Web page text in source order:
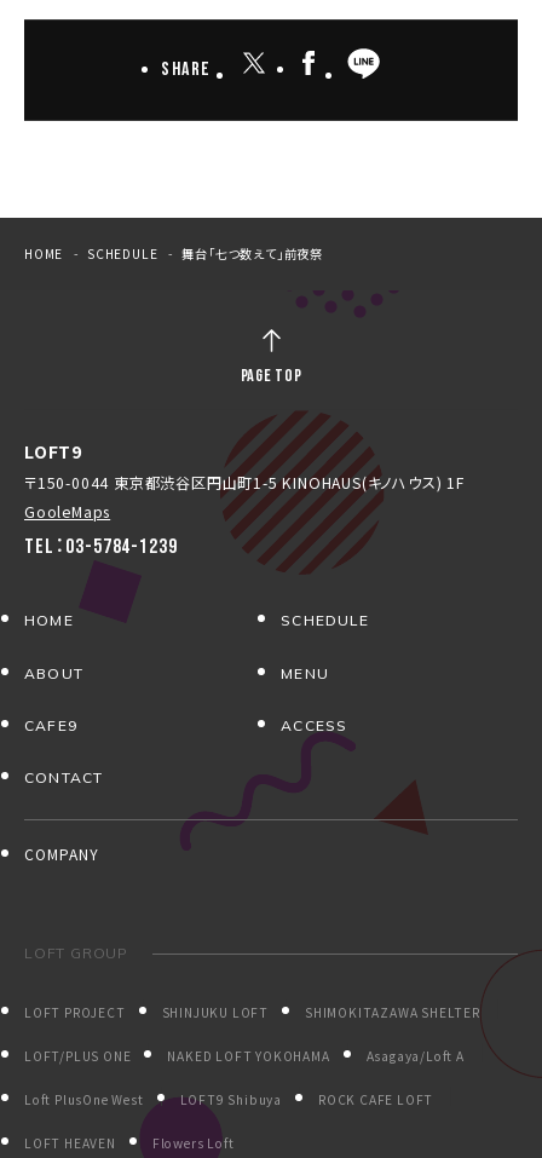
Share
HOME SCHEDULE 舞台「七つ数えて」前夜祭
LOFT9
〒150-0044 東京都渋谷区円山町1-5 KINOHAUS(キノハウス) 1F
GooleMaps
TEL：03-5784-1239
HOME SCHEDULE
ABOUT MENU
CAFE9 ACCESS
CONTACT
COMPANY
LOFT GROUP
LOFT PROJECT SHINJUKU LOFT SHIMOKITAZAWA SHELTER
LOFT/PLUS ONE NAKED LOFT YOKOHAMA Asagaya/Loft A
Loft PlusOne West LOFT9 Shibuya ROCK CAFE LOFT
LOFT HEAVEN Flowers Loft
PAGE TOP